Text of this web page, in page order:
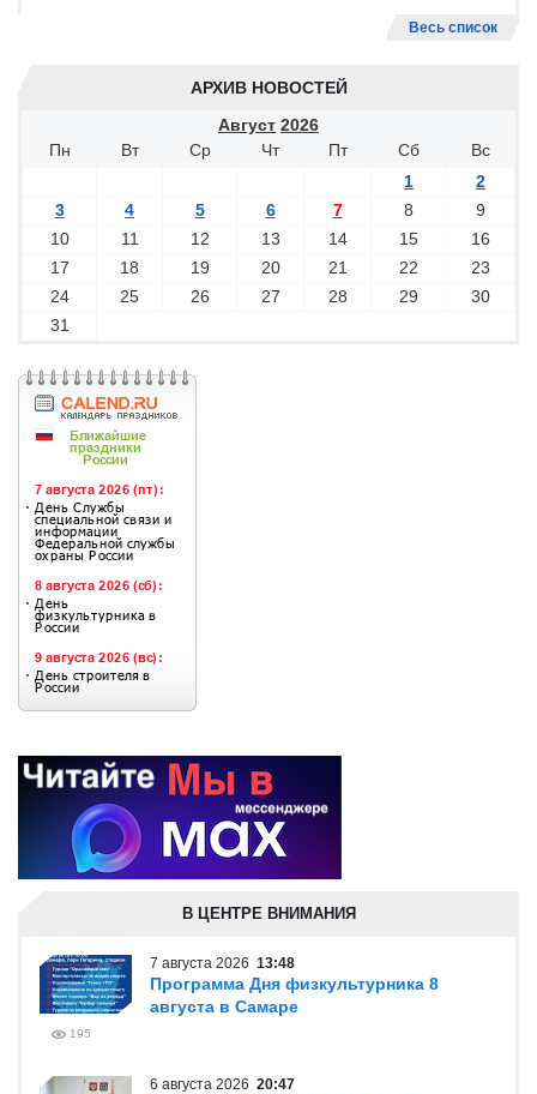
Весь список
АРХИВ НОВОСТЕЙ
Август 2026
Пн
Вт Ср Чт Пт Сб
Вс
1
2
3
4 5 6 7 8
9
10
11 12 13 14 15
16
17
18 19 20 21 22
23
24
25 26 27 28 29
30
31
В ЦЕНТРЕ ВНИМАНИЯ
7 августа 2026 13:48
Программа Дня физкультурника 8
августа в Самаре
195
6 августа 2026 20:47